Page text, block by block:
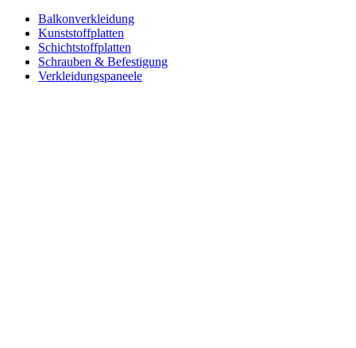
Balkonverkleidung
Kunststoffplatten
Schichtstoffplatten
Schrauben & Befestigung
Verkleidungspaneele